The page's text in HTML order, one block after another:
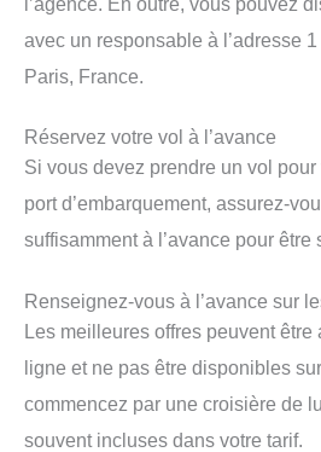
avec un responsable à l’adresse
Paris, France.
Réservez votre vol à l’avance
Si vous devez prendre un vol
port d’embarquement, assurez-
suffisamment à l’avance pour être
Renseignez-vous à l’avance sur
Les meilleures offres peuvent être
ligne et ne pas être disponibles
commencez par une croisière de
souvent incluses dans votre tarif.